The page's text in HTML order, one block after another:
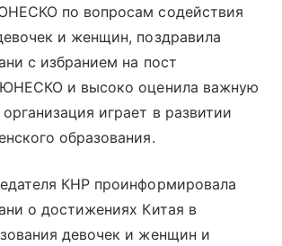
по вопросам содействия
и женщин, поздравила
с избранием на пост
ЮНЕСКО и высоко оценила важную
играет в развитии
образования.
КНР проинформировала
о достижениях Китая в
девочек и женщин и